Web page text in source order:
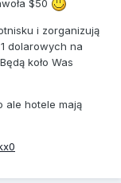
$50
i zorganizują
dolarowych na
koło Was
ale hotele mają